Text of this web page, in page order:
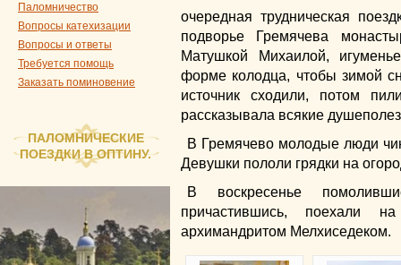
Паломничество
Вопросы катехизации
Вопросы и ответы
Требуется помощь
Заказать поминовение
ПАЛОМНИЧЕСКИЕ
ПОЕЗДКИ В ОПТИНУ.
очередная трудническая
подворье Гремячева
Матушкой Михаилой,
форме колодца, чтобы зимой
источник сходили, потом
рассказывала всякие
В Гремячево молодые люди
Девушки пололи грядки на
В воскресенье
причастившись, поехали
архимандритом Мелхиседеком.